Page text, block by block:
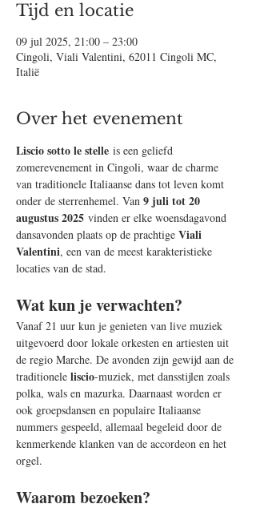
Tijd en locatie
09 jul 2025, 21:00 – 23:00
Cingoli, Viali Valentini, 62011 Cingoli MC,
Italië
Over het evenement
Liscio sotto le stelle is een geliefd
zomerevenement in Cingoli, waar de charme
van traditionele Italiaanse dans tot leven komt
onder de sterrenhemel. Van 9 juli tot 20
augustus 2025 vinden er elke woensdagavond
dansavonden plaats op de prachtige Viali
Valentini, een van de meest karakteristieke
locaties van de stad.
Wat kun je verwachten?
Vanaf 21 uur kun je genieten van live muziek
uitgevoerd door lokale orkesten en artiesten uit
de regio Marche. De avonden zijn gewijd aan de
traditionele liscio-muziek, met dansstijlen zoals
polka, wals en mazurka. Daarnaast worden er
ook groepsdansen en populaire Italiaanse
nummers gespeeld, allemaal begeleid door de
kenmerkende klanken van de accordeon en het
orgel.
Waarom bezoeken?